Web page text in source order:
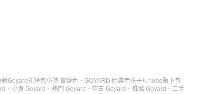
新Goyard托特包小號 寶藍色 、 GOYARD 經典老花子母hobo腋下包
、 小資 Goyard 、 熱門 Goyard 、 中古 Goyard 、 推薦 Goyard 、 二手